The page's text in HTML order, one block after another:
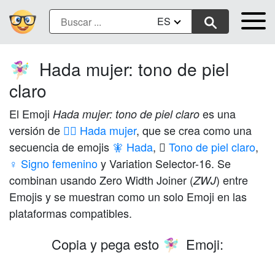
ES
🧚🏻‍♀️ Hada mujer: tono de piel
claro
El Emoji Hada mujer: tono de piel claro es una
versión de 🧚‍♀️ Hada mujer, que se crea como una
secuencia de emojis 🧚 Hada, 🏻 Tono de piel claro,
♀️ Signo femeninoy Variation Selector-16. Se
combinan usando Zero Width Joiner (ZWJ) entre
Emojis y se muestran como un solo Emoji en las
plataformas compatibles.
Copia y pega esto 🧚🏻‍♀️ Emoji: